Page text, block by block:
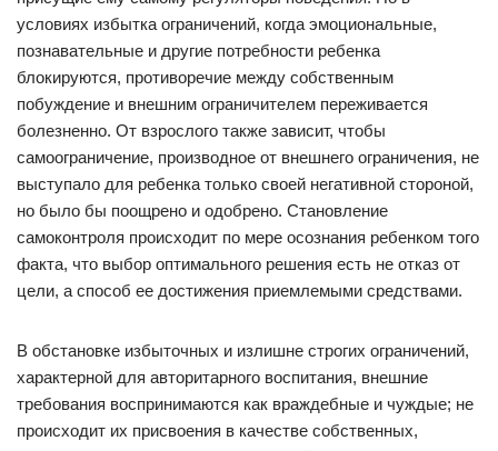
условиях избытка ограничений, когда эмоциональные,
познавательные и другие потребности ребенка
блокируются, противоречие между собственным
побуждение и внешним ограничителем переживается
болезненно. От взрослого также зависит, чтобы
самоограничение, производное от внешнего ограничения, не
выступало для ребенка только своей негативной стороной,
но было бы поощрено и одобрено. Становление
самоконтроля происходит по мере осознания ребенком того
факта, что выбор оптимального решения есть не отказ от
цели, а способ ее достижения приемлемыми средствами.
В обстановке избыточных и излишне строгих ограничений,
характерной для авторитарного воспитания, внешние
требования воспринимаются как враждебные и чуждые; не
происходит их присвоения в качестве собственных,